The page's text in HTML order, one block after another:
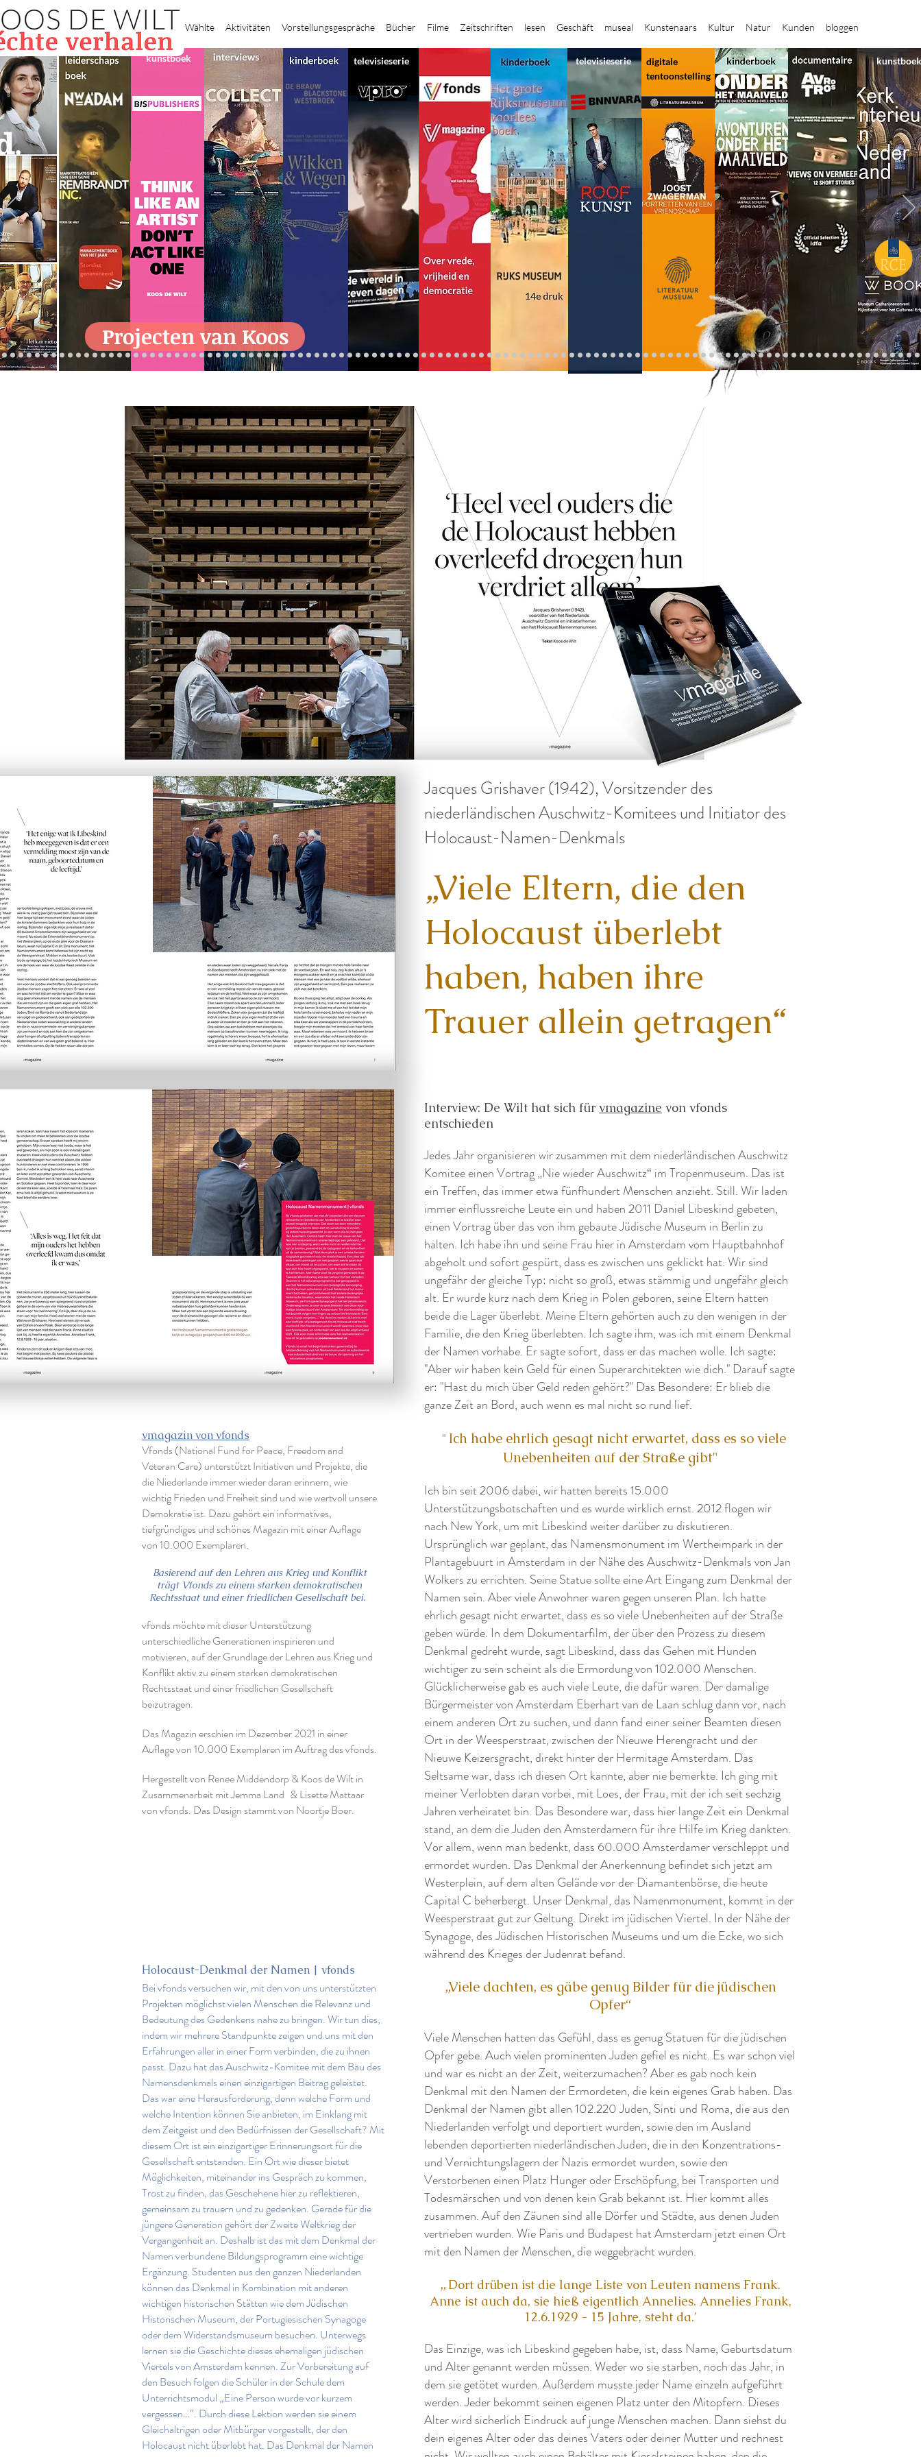
Heim Wählte Aktivitäten Vorstellungsgespräche Bücher Filme Zeitschriften lesen Geschäft museal Kunstenaars Kultur Natur Kunden bloggen
kunstboek televisieserie
Projecten van Koos
digitale
tentoonstelling
televisieserie kunstboek
vmagazin von vfonds
Vfonds (National Fund for Peace, Freedom and
Veteran Care) unterstützt Initiativen und Projekte, die
die Niederlande immer wieder daran erinnern, wie
wichtig Frieden und Freiheit sind und wie wertvoll unsere
Demokratie ist. Dazu gehört ein informatives,
tiefgründiges und schönes Magazin mit einer Auflage
von 10.000 Exemplaren.
Basierend auf den Lehren aus Krieg und Konflikt
trägt Vfonds zu einem starken demokratischen
Rechtsstaat und einer friedlichen Gesellschaft bei.
vfonds möchte mit dieser Unterstützung
unterschiedliche Generationen inspirieren und
motivieren, auf der Grundlage der Lehren aus Krieg und
Konflikt aktiv zu einem starken demokratischen
Rechtsstaat und einer friedlichen Gesellschaft
beizutragen.
Das Magazin erschien im Dezember 2021 in einer
Auflage von 10.000 Exemplaren im Auftrag des vfonds.
Hergestellt von Renee Middendorp & Koos de Wilt in
Zusammenarbeit mit Jemma Land & Lisette Mattaar
von vfonds. Das Design stammt von Noortje Boer.
Holocaust-Denkmal der Namen | vfonds
Bei vfonds versuchen wir, mit den von uns unterstützten
Projekten möglichst vielen Menschen die Relevanz und
Bedeutung des Gedenkens nahe zu bringen. Wir tun dies,
indem wir mehrere Standpunkte zeigen und uns mit den
Erfahrungen aller in einer Form verbinden, die zu ihnen
passt. Dazu hat das Auschwitz-Komitee mit dem Bau des
Namensdenkmals einen einzigartigen Beitrag geleistet.
Das war eine Herausforderung, denn welche Form und
welche Intention können Sie anbieten, im Einklang mit
dem Zeitgeist und den Bedürfnissen der Gesellschaft? Mit
diesem Ort ist ein einzigartiger Erinnerungsort für die
Gesellschaft entstanden. Ein Ort wie dieser bietet
Möglichkeiten, miteinander ins Gespräch zu kommen,
Trost zu finden, das Geschehene hier zu reflektieren,
gemeinsam zu trauern und zu gedenken. Gerade für die
jüngere Generation gehört der Zweite Weltkrieg der
Vergangenheit an. Deshalb ist das mit dem Denkmal der
Namen verbundene Bildungsprogramm eine wichtige
Ergänzung. Studenten aus den ganzen Niederlanden
können das Denkmal in Kombination mit anderen
wichtigen historischen Stätten wie dem Jüdischen
Historischen Museum, der Portugiesischen Synagoge
oder dem Widerstandsmuseum besuchen. Unterwegs
lernen sie die Geschichte dieses ehemaligen jüdischen
Viertels von Amsterdam kennen. Zur Vorbereitung auf
den Besuch folgen die Schüler in der Schule dem
Unterrichtsmodul „Eine Person wurde vor kurzem
vergessen…“. Durch diese Lektion werden sie einem
Gleichaltrigen oder Mitbürger vorgestellt, der den
Holocaust nicht überlebt hat. Das Denkmal der Namen
Jacques Grishaver (1942), Vorsitzender des
niederländischen Auschwitz-Komitees und Initiator des
Holocaust-Namen-Denkmals
„Viele Eltern, die den
Holocaust überlebt
haben, haben ihre
Trauer allein getragen“
Interview: De Wilt hat sich für vmagazine von vfonds
entschieden
Jedes Jahr organisieren wir zusammen mit dem niederländischen Auschwitz
Komitee einen Vortrag „Nie wieder Auschwitz“ im Tropenmuseum. Das ist
ein Treffen, das immer etwa fünfhundert Menschen anzieht. Still. Wir laden
immer einflussreiche Leute ein und haben 2011 Daniel Libeskind gebeten,
einen Vortrag über das von ihm gebaute Jüdische Museum in Berlin zu
halten. Ich habe ihn und seine Frau hier in Amsterdam vom Hauptbahnhof
abgeholt und sofort gespürt, dass es zwischen uns geklickt hat. Wir sind
ungefähr der gleiche Typ: nicht so groß, etwas stämmig und ungefähr gleich
alt. Er wurde kurz nach dem Krieg in Polen geboren, seine Eltern hatten
beide die Lager überlebt. Meine Eltern gehörten auch zu den wenigen in der
Familie, die den Krieg überlebten. Ich sagte ihm, was ich mit einem Denkmal
der Namen vorhabe. Er sagte sofort, dass er das machen wolle. Ich sagte:
"Aber wir haben kein Geld für einen Superarchitekten wie dich." Darauf sagte
er: "Hast du mich über Geld reden gehört?" Das Besondere: Er blieb die
ganze Zeit an Bord, auch wenn es mal nicht so rund lief.
" Ich habe ehrlich gesagt nicht erwartet, dass es so viele
Unebenheiten auf der Straße gibt"
Ich bin seit 2006 dabei, wir hatten bereits 15.000
Unterstützungsbotschaften und es wurde wirklich ernst. 2012 flogen wir
nach New York, um mit Libeskind weiter darüber zu diskutieren.
Ursprünglich war geplant, das Namensmonument im Wertheimpark in der
Plantagebuurt in Amsterdam in der Nähe des Auschwitz-Denkmals von Jan
Wolkers zu errichten. Seine Statue sollte eine Art Eingang zum Denkmal der
Namen sein. Aber viele Anwohner waren gegen unseren Plan. Ich hatte
ehrlich gesagt nicht erwartet, dass es so viele Unebenheiten auf der Straße
geben würde. In dem Dokumentarfilm, der über den Prozess zu diesem
Denkmal gedreht wurde, sagt Libeskind, dass das Gehen mit Hunden
wichtiger zu sein scheint als die Ermordung von 102.000 Menschen.
Glücklicherweise gab es auch viele Leute, die dafür waren. Der damalige
Bürgermeister von Amsterdam Eberhart van de Laan schlug dann vor, nach
einem anderen Ort zu suchen, und dann fand einer seiner Beamten diesen
Ort in der Weesperstraat, zwischen der Nieuwe Herengracht und der
Nieuwe Keizersgracht, direkt hinter der Hermitage Amsterdam. Das
Seltsame war, dass ich diesen Ort kannte, aber nie bemerkte. Ich ging mit
meiner Verlobten daran vorbei, mit Loes, der Frau, mit der ich seit sechzig
Jahren verheiratet bin. Das Besondere war, dass hier lange Zeit ein Denkmal
stand, an dem die Juden den Amsterdamern für ihre Hilfe im Krieg dankten.
Vor allem, wenn man bedenkt, dass 60.000 Amsterdamer verschleppt und
ermordet wurden. Das Denkmal der Anerkennung befindet sich jetzt am
Westerplein, auf dem alten Gelände vor der Diamantenbörse, die heute
Capital C beherbergt. Unser Denkmal, das Namenmonument, kommt in der
Weesperstraat gut zur Geltung. Direkt im jüdischen Viertel. In der Nähe der
Synagoge, des Jüdischen Historischen Museums und um die Ecke, wo sich
während des Krieges der Judenrat befand.
„Viele dachten, es gäbe genug Bilder für die jüdischen
Opfer“
Viele Menschen hatten das Gefühl, dass es genug Statuen für die jüdischen
Opfer gebe. Auch vielen prominenten Juden gefiel es nicht. Es war schon viel
und war es nicht an der Zeit, weiterzumachen? Aber es gab noch kein
Denkmal mit den Namen der Ermordeten, die kein eigenes Grab haben. Das
Denkmal der Namen gibt allen 102.220 Juden, Sinti und Roma, die aus den
Niederlanden verfolgt und deportiert wurden, sowie den im Ausland
lebenden deportierten niederländischen Juden, die in den Konzentrations-
und Vernichtungslagern der Nazis ermordet wurden, sowie den
Verstorbenen einen Platz Hunger oder Erschöpfung, bei Transporten und
Todesmärschen und von denen kein Grab bekannt ist. Hier kommt alles
zusammen. Auf den Zäunen sind alle Dörfer und Städte, aus denen Juden
vertrieben wurden. Wie Paris und Budapest hat Amsterdam jetzt einen Ort
mit den Namen der Menschen, die weggebracht wurden.
„ Dort drüben ist die lange Liste von Leuten namens Frank.
Anne ist auch da, sie hieß eigentlich Annelies. Annelies Frank,
12.6.1929 - 15 Jahre, steht da.'
Das Einzige, was ich Libeskind gegeben habe, ist, dass Name, Geburtsdatum
und Alter genannt werden müssen. Weder wo sie starben, noch das Jahr, in
dem sie getötet wurden. Außerdem musste jeder Name einzeln aufgeführt
werden. Jeder bekommt seinen eigenen Platz unter den Mitopfern. Dieses
Alter wird sicherlich Eindruck auf junge Menschen machen. Dann siehst du
dein eigenes Alter oder das deines Vaters oder deiner Mutter und rechnest